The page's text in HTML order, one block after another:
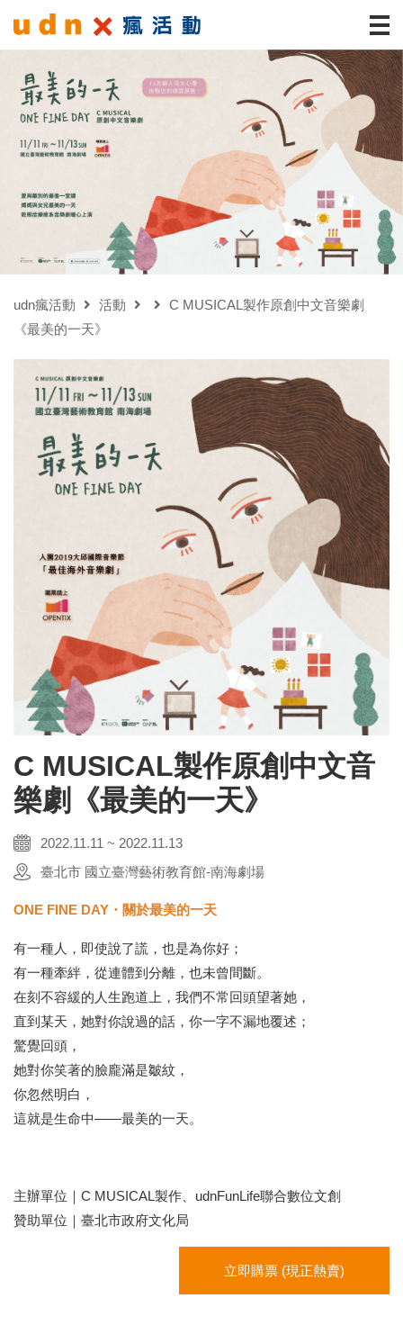
udn瘋活動 活動
C MUSICAL製作原創中文音樂劇
《最美的一天》
C MUSICAL製作原創中文音
樂劇《最美的一天》
2022.11.11 ~ 2022.11.13
臺北市 國立臺灣藝術教育館-南海劇場
ONE FINE DAY・關於最美的一天
有一種人，即使說了謊，也是為你好；
有一種牽絆，從連體到分離，也未曾間斷。
在刻不容緩的人生跑道上，我們不常回頭望著她，
直到某天，她對你說過的話，你一字不漏地覆述；
驚覺回頭，
她對你笑著的臉龐滿是皺紋，
你忽然明白，
這就是生命中——最美的一天。
主辦單位｜C MUSICAL製作、udnFunLife聯合數位文創
贊助單位｜臺北市政府文化局
立即購票 (現正熱賣)